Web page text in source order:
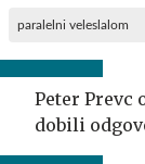
paralelni veleslalom
Peter Prevc
dobili